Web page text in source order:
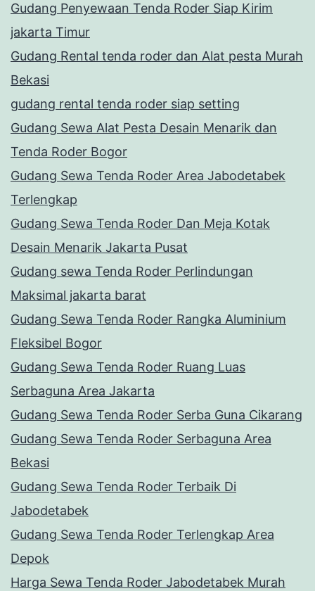
Gudang Penyewaan Tenda Roder Siap Kirim
jakarta Timur
Gudang Rental tenda roder dan Alat pesta Murah
Bekasi
gudang rental tenda roder siap setting
Gudang Sewa Alat Pesta Desain Menarik dan
Tenda Roder Bogor
Gudang Sewa Tenda Roder Area Jabodetabek
Terlengkap
Gudang Sewa Tenda Roder Dan Meja Kotak
Desain Menarik Jakarta Pusat
Gudang sewa Tenda Roder Perlindungan
Maksimal jakarta barat
Gudang Sewa Tenda Roder Rangka Aluminium
Fleksibel Bogor
Gudang Sewa Tenda Roder Ruang Luas
Serbaguna Area Jakarta
Gudang Sewa Tenda Roder Serba Guna Cikarang
Gudang Sewa Tenda Roder Serbaguna Area
Bekasi
Gudang Sewa Tenda Roder Terbaik Di
Jabodetabek
Gudang Sewa Tenda Roder Terlengkap Area
Depok
Harga Sewa Tenda Roder Jabodetabek Murah